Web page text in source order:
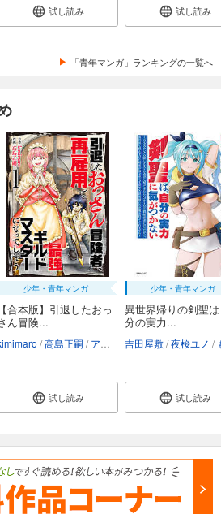
試し読み 試し読み
「青年マンガ」ランキングの一覧へ
少年・青年マンガ
【合本版】引退したおっ
ん冒険...
高島正嗣 アンブル編集部
試し読み
少年・青年マンガ
異世界帰りの剣聖
分の実力...
吉田屋敷 夜桜ユノ
試し読み